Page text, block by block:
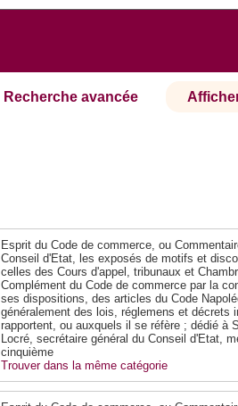
Recherche avancée
Esprit du Code de commerce, ou
Conseil d'Etat, les exposés de motifs et
celles des Cours d'appel, tribunaux et
Complément du Code de commerce par la
ses dispositions, des articles du Code
généralement des lois, réglemens et décrets
rapportent, ou auxquels il se réfère ; dédié à
Locré, secrétaire général du Conseil d'Etat,
cinquième
Trouver dans la même catégorie